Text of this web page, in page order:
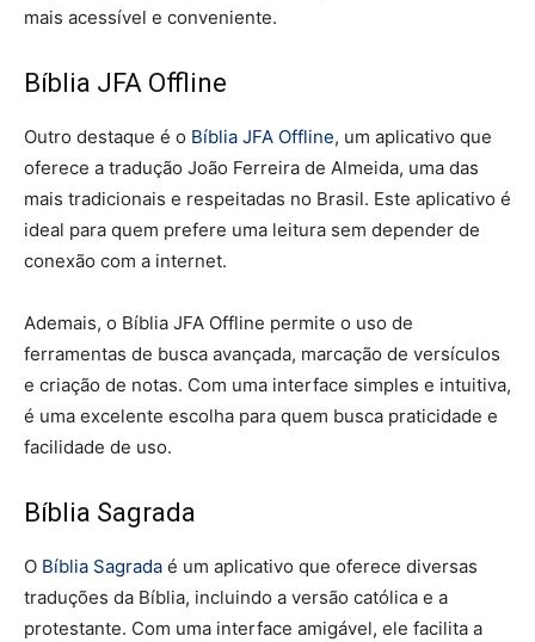
mais acessível e conveniente.
Bíblia JFA Offline
Outro destaque é o Bíblia JFA Offline, um aplicativo que
oferece a tradução João Ferreira de Almeida, uma das
mais tradicionais e respeitadas no Brasil. Este aplicativo é
ideal para quem prefere uma leitura sem depender de
conexão com a internet.
Ademais, o Bíblia JFA Offline permite o uso de
ferramentas de busca avançada, marcação de versículos
e criação de notas. Com uma interface simples e intuitiva,
é uma excelente escolha para quem busca praticidade e
facilidade de uso.
Bíblia Sagrada
O Bíblia Sagrada é um aplicativo que oferece diversas
traduções da Bíblia, incluindo a versão católica e a
protestante. Com uma interface amigável, ele facilita a